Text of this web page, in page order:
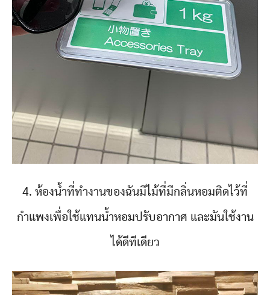
4. ห้องน้ำที่ทำงานของฉันมีไม้ที่มีกลิ่นหอมติดไว้ที่
กำแพงเพื่อใช้แทนน้ำหอมปรับอากาศ และมันใช้งาน
ได้ดีทีเดียว